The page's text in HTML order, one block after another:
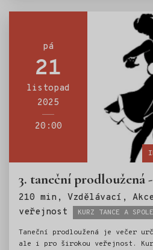
součástí kurzu je i výuka
a etiky.Kurz tance je tak
do světa společenských událostí.
pá
21
listopad
2025
20:00
3. taneční prodloužená
210 min, Vzdělávací,
veřejnost
Štítky:
KURZ TANCE A
Taneční prodloužená je večer
ale i pro širokou veřejnost.